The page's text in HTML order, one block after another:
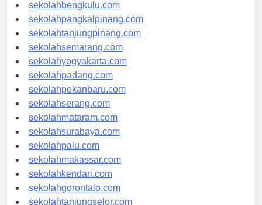
sekolahbengkulu.com
sekolahpangkalpinang.com
sekolahtanjungpinang.com
sekolahsemarang.com
sekolahyogyakarta.com
sekolahpadang.com
sekolahpekanbaru.com
sekolahserang.com
sekolahmataram.com
sekolahsurabaya.com
sekolahpalu.com
sekolahmakassar.com
sekolahkendari.com
sekolahgorontalo.com